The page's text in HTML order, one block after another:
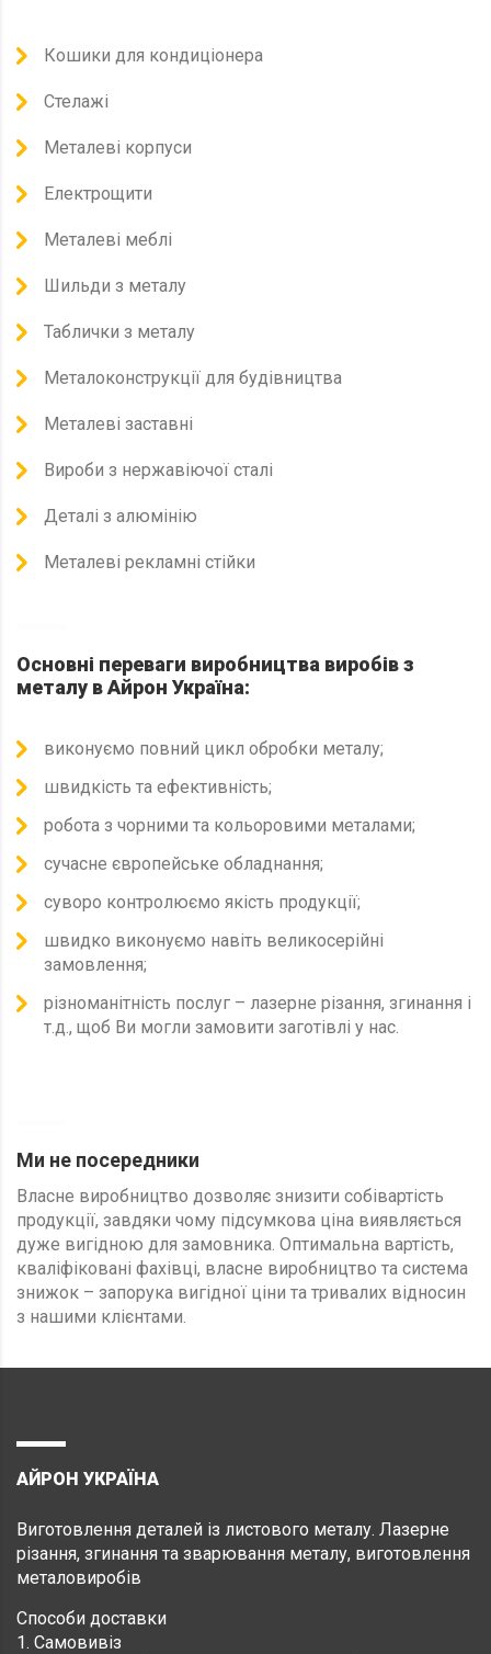
Кошики для кондиціонера
Стелажі
Металеві корпуси
Електрощити
Металеві меблі
Шильди з металу
Таблички з металу
Металоконструкції для будівництва
Металеві заставні
Вироби з нержавіючої сталі
Деталі з алюмінію
Металеві рекламні стійки
Основні переваги виробництва виробів з
металу в Айрон Україна:
виконуємо повний цикл обробки металу;
швидкість та ефективність;
робота з чорними та кольоровими металами;
сучасне європейське обладнання;
суворо контролюємо якість продукції;
швидко виконуємо навіть великосерійні
замовлення;
різноманітність послуг – лазерне різання, згинання і
т.д., щоб Ви могли замовити заготівлі у нас.
Ми не посередники
Власне виробництво дозволяє знизити собівартість
продукції, завдяки чому підсумкова ціна виявляється
дуже вигідною для замовника. Оптимальна вартість,
кваліфіковані фахівці, власне виробництво та система
знижок – запорука вигідної ціни та тривалих відносин
з нашими клієнтами.
АЙРОН УКРАЇНА
Виготовлення деталей із листового металу. Лазерне
різання, згинання та зварювання металу, виготовлення
металовиробів
Способи доставки
1. Самовивіз